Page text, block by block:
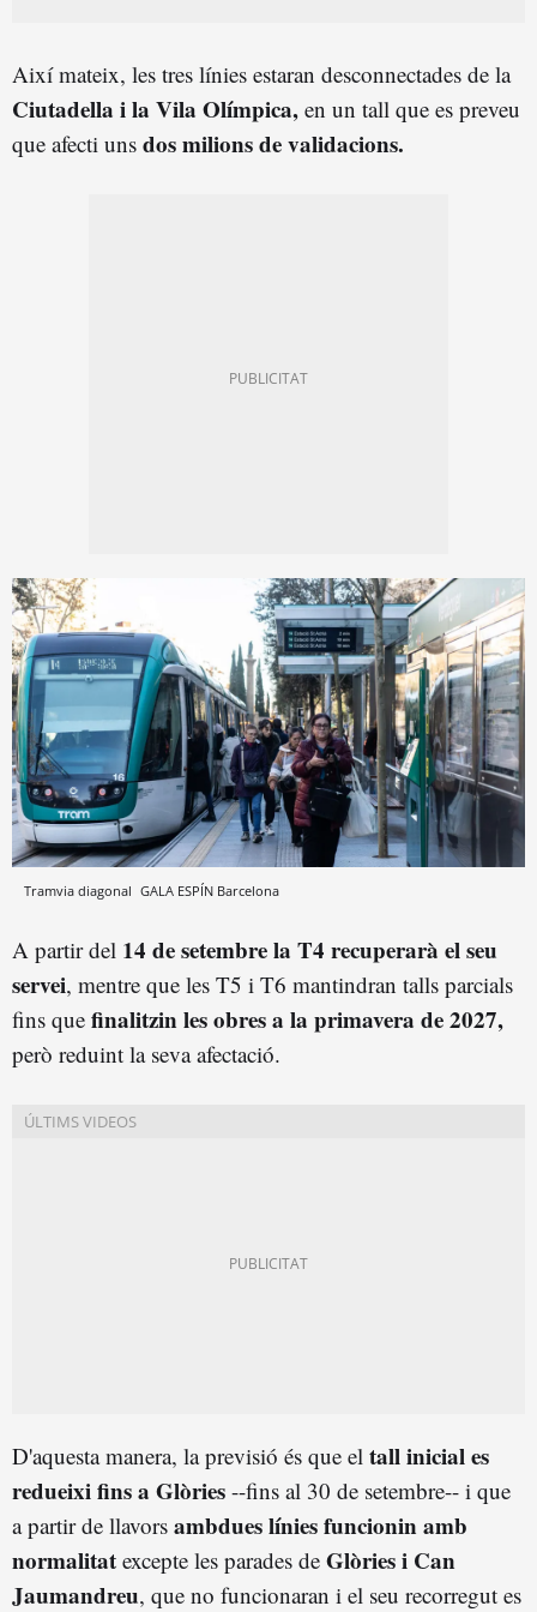
Així mateix, les tres línies estaran desconnectades de la
Ciutadella i la Vila Olímpica, en un tall que es preveu
que afecti uns dos milions de validacions.
Tramvia diagonal GALA ESPÍN Barcelona
A partir del 14 de setembre la T4 recuperarà el seu
servei, mentre que les T5 i T6 mantindran talls parcials
fins que finalitzin les obres a la primavera de 2027,
però reduint la seva afectació.
D'aquesta manera, la previsió és que el tall inicial es
redueixi fins a Glòries --fins al 30 de setembre-- i que
a partir de llavors ambdues línies funcionin amb
normalitat excepte les parades de Glòries i Can
Jaumandreu, que no funcionaran i el seu recorregut es